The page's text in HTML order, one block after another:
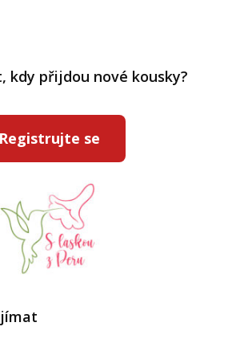
kdy přijdou nové kousky?
Registrujte se